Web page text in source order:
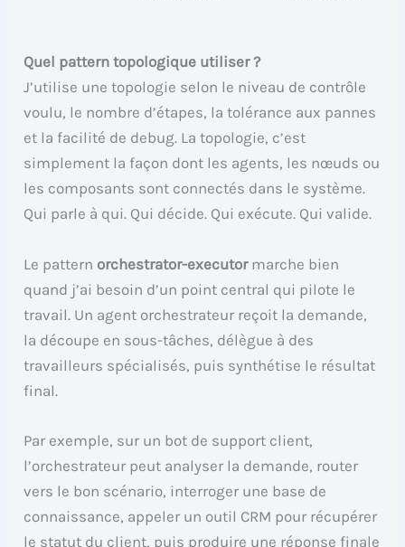
Quel pattern topologique utiliser ?
J’utilise une topologie selon le niveau de contrôle
voulu, le nombre d’étapes, la tolérance aux pannes
et la facilité de debug. La topologie, c’est
simplement la façon dont les agents, les nœuds ou
les composants sont connectés dans le système.
Qui parle à qui. Qui décide. Qui exécute. Qui valide.
Le pattern orchestrator-executormarche bien
quand j’ai besoin d’un point central qui pilote le
travail. Un agent orchestrateur reçoit la demande,
la découpe en sous-tâches, délègue à des
travailleurs spécialisés, puis synthétise le résultat
final.
Par exemple, sur un bot de support client,
l’orchestrateur peut analyser la demande, router
vers le bon scénario, interroger une base de
connaissance, appeler un outil CRM pour récupérer
le statut du client, puis produire une réponse finale